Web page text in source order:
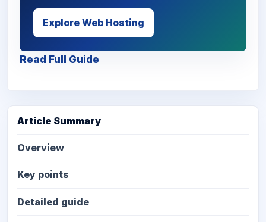
Explore Web Hosting
Read Full Guide
Article Summary
Overview
Key points
Detailed guide